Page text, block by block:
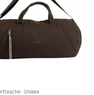
· Unisex